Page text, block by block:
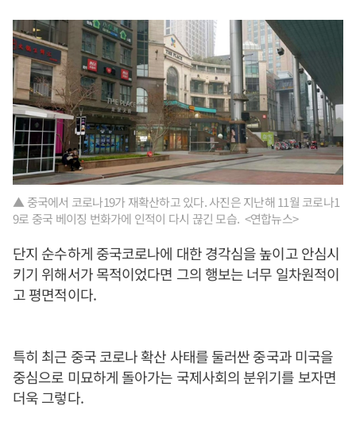
▲ 중국에서 코로나19가 재확산하고 있다. 사진은 지난해 11월 코로나1
9로 중국 베이징 번화가에 인적이 다시 끊긴 모습. <연합뉴스>
단지 순수하게 중국코로나에 대한 경각심을 높이고 안심시
키기 위해서가 목적이었다면 그의 행보는 너무 일차원적이
고 평면적이다.
특히 최근 중국 코로나 확산 사태를 둘러싼 중국과 미국을
중심으로 미묘하게 돌아가는 국제사회의 분위기를 보자면
더욱 그렇다.